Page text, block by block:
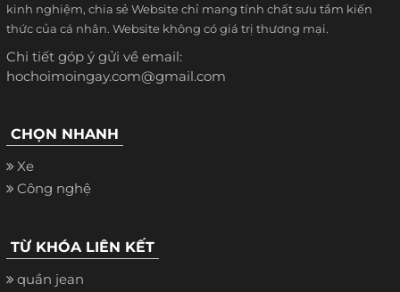
kinh nghiệm, chia sẻ Website chỉ mang tính chất sưu tầm kiến
thức của cá nhân. Website không có giá trị thương mại.
Chi tiết góp ý gửi về email:
hochoimoingay.com@gmail.com
CHỌN NHANH
Xe
Công nghệ
TỪ KHÓA LIÊN KẾT
quần jean